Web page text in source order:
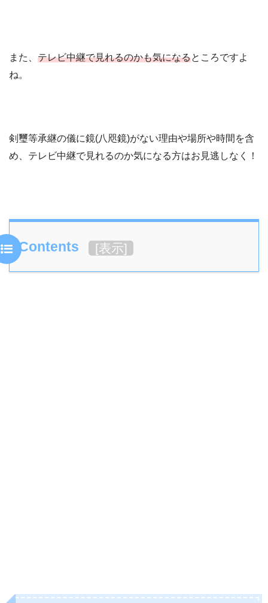
また、 テレビ中継で見れるのかも気になるところですよ
ね。
剣璽等承継の儀に鏡(八咫鏡)がない理由や場所や時間を含
め、テレビ中継で見れるのか気になる方はお見逃しなく！
Contents [表示]